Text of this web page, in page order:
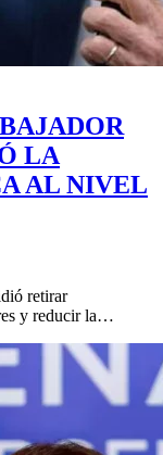
LA
AL NIVEL
retirar
y reducir la…